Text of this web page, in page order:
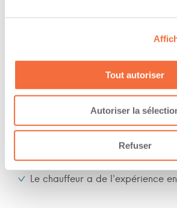
Tout autoriser
Autoriser la
Refuser
Fin de semaine
Expérience
Nombre d'années d'expériences 15
Le chauffeur a de l'expérience